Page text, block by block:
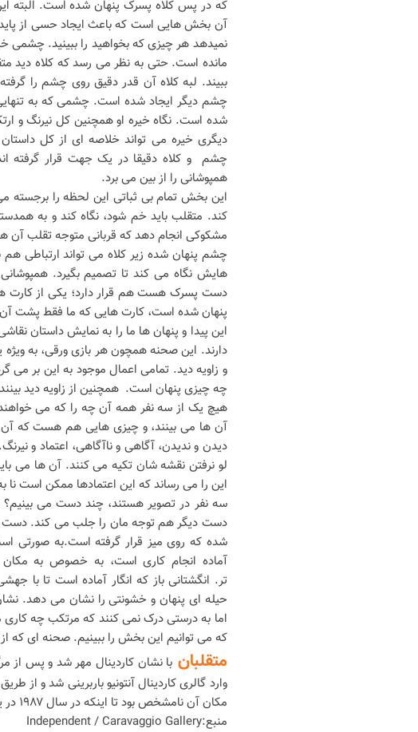
که در پس کلاه پسرک پنهان شده است. البته
آن بخش هایی است که باعث ایجاد حسی از
نمیدهد هر چیزی که بخواهید را ببینید.
مانده است. حتی به نظر می رسد که کلاه دید
ببیند. لبه کلاه آن قدر دقیق روی چشم را
چشم دیگر ایجاد شده است. چشمی که به
شده است. نگاه خیره او همچنین کل نیرنگ و
دیگری خیره می تواند خلاصه ای از کل
چشم و کلاه دقیقا در یک جهت قرار گرفته
همپوشانی را از بین می برد.
این بخش تمام بی ثباتی این لحظه را
کند. متقلب باید خم شود، نگاه کند و به
مشکوکی انجام دهد که قربانی متوجه تقلب
چشم پنهان شده زیر کلاه می تواند ارتباطی
هایش نگاه می کند تا تصمیم بگیرد.
دست پسرک هست هم قرار دارد؛ یکی از کارت
پنهان شده است، کارت هایی که ما فقط پشت آن
این پیدا و پنهان ها ما را به نمایش داستان
دارند. این صحنه همچون هر بازی ورقی، به ویژه
و زاویه دید. تمامی اعمال موجود به این بر
چه چیزی پنهان است. همچنین از زاویه دید
هیچ یک از سه نفر همه آن چه را که می خواهند
آن ها می بینند، و چیزی هایی هم هست که آن
دیدن و ندیدن، آگاهی و ناآگاهی، اعتماد و
لو نرفتن نقشه شان تکیه می کنند. آن ها می
این را می رساند که این اعتمادها ممکن است نا
سه نفر در تصویر هستند، چند دست می
دست دیگر هم توجه مان را جلب می کند.
شده که روی میز قرار گرفته است.به صورتی
آماده انجام کاری است، به خصوص به مکان
تر. انگشتانی باز که انگار آماده است تا با
حیله ای پنهان و خشونتی را نشان می دهد.
اما به درستی درک نمی کنند که مرتکب چه
که می توانیم این بخش را ببینیم. صحنه ای که
متقلبان
وارد گالری کاردینال آنتونیو باربرینی شد و
مکان آن نامشخص بود تا اینکه در سال ۱۹۸۷ در یک گالری خصوصی اروپایی از آن رونمایی شد.
منبع:Independent / Caravaggio Gallery